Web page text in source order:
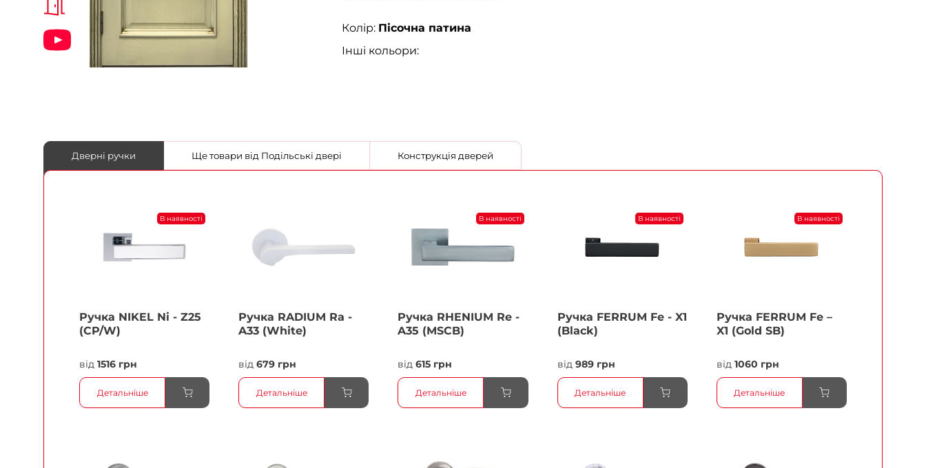
Колір: Пісочна патина
Інші кольори:
Дверні ручки Ще товари від Подільські двері Конструкція дверей
В наявності
Ручка NIKEL Ni - Z25
(CP/W)
від 1516 грн
Детальніше
Ручка RADIUM Ra -
A33 (White)
від679 грн
Детальніше
В наявності
Ручка RHENIUM Re -
A35 (MSCB)
від615 грн
Детальніше
В наявності
Ручка FERRUМ Fe - X1
(Black)
від 989 грн
Детальніше
В наявності
Ручка FERRUМ Fe –
X1 (Gold SB)
від 1060 грн
Детальніше